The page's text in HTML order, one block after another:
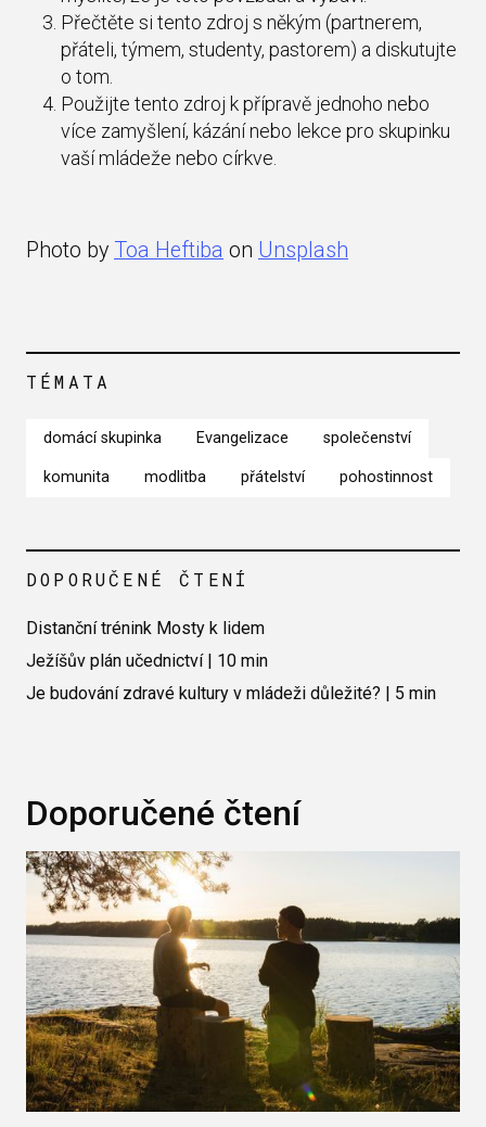
Přečtěte si tento zdroj s někým (partnerem,
přáteli, týmem, studenty, pastorem) a diskutujte
o tom.
Použijte tento zdroj k přípravě jednoho nebo
více zamyšlení, kázání nebo lekce pro skupinku
vaší mládeže nebo církve.
Photo by Toa Heftiba on Unsplash
TÉMATA
domácí skupinka Evangelizace společenství
komunita modlitba přátelství pohostinnost
DOPORUČENÉ ČTENÍ
Distanční trénink Mosty k lidem
Ježíšův plán učednictví | 10 min
Je budování zdravé kultury v mládeži důležité? | 5 min
Doporučené čtení